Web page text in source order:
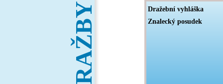
DRAŽBY
Dražební vyhláška
Znalecký posudek